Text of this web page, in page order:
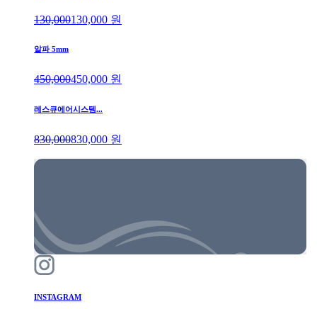
130,000130,000 원
알파 5mm
450,000450,000 원
레스큐에어시스템...
830,000830,000 원
INSTAGRAM